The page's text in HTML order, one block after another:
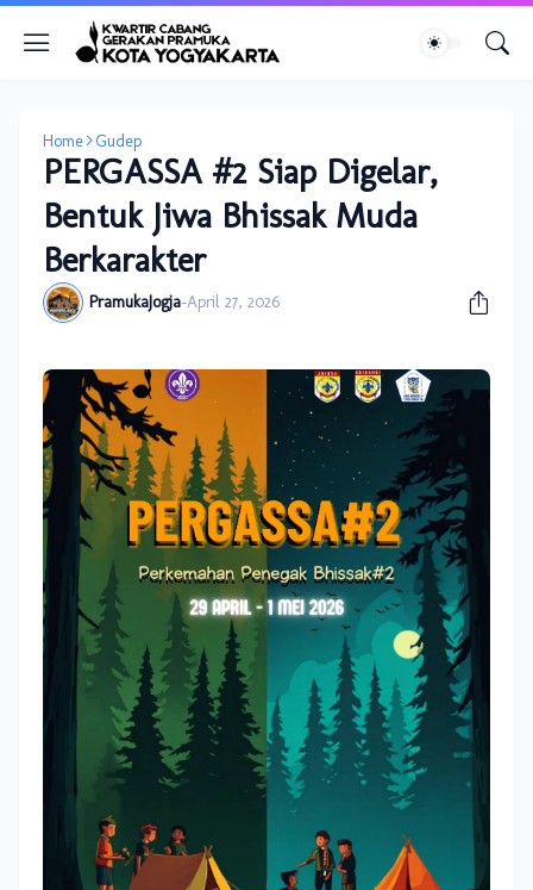
Home Gudep
PERGASSA #2 Siap Digelar,
Bentuk Jiwa Bhissak Muda
Berkarakter
PramukaJogja-April 27, 2026